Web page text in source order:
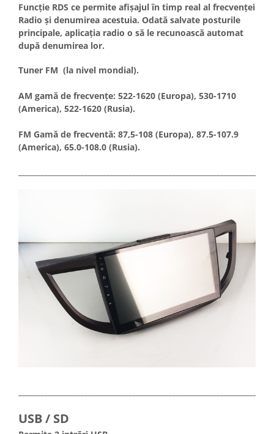
Funcție RDS ce permite afișajul în timp real al frecvenței
Radio și denumirea acestuia. Odată salvate posturile
principale, aplicația radio o să le recunoască automat
după denumirea lor.
Tuner FM (la nivel mondial).
AM gamă de frecvențe: 522-1620 (Europa), 530-1710
(America), 522-1620 (Rusia).
FM Gamă de frecventă: 87,5-108 (Europa), 87.5-107.9
(America), 65.0-108.0 (Rusia).
USB / SD